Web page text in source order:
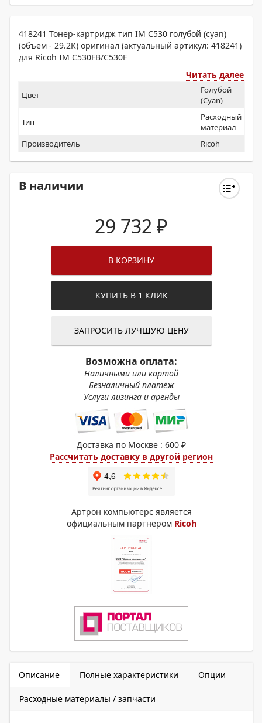
418241 Тонер-картридж тип IM C530 голубой (cyan)
(объем - 29.2K) оригинал (актуальный артикул: 418241)
для Ricoh IM C530FB/C530F
Читать далее
Цвет
Голубой
(Cyan)
Тип
Расходный
материал
Производитель
Ricoh
В наличии
29 732 ₽
В КОРЗИНУ
КУПИТЬ В 1 КЛИК
ЗАПРОСИТЬ ЛУЧШУЮ ЦЕНУ
Возможна оплата:
Наличными или картой
Безналичный платёж
Услуги лизинга и аренды
Доставка по Москве : 600 ₽
Рассчитать доставку в другой регион
Артрон компьютерс является
официальным партнером Ricoh
Описание Полные характеристики Опции
Расходные материалы / запчасти